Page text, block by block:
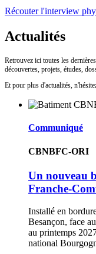
Récouter l'interview
Actualités
Retrouvez ici toutes les
découvertes, projets, études,
Et pour plus d'actualités,
Communiqué
CBNBFC-ORI
Un nouveau
Franche-
Installé en
Besançon, face
au printemps
national